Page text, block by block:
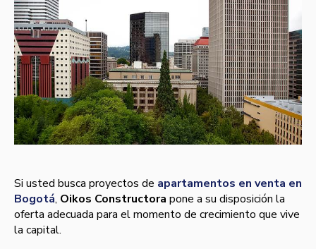
Si usted busca proyectos de apartamentos en venta en
Bogotá, Oikos Constructora pone a su disposición la
oferta adecuada para el momento de crecimiento que vive
la capital.